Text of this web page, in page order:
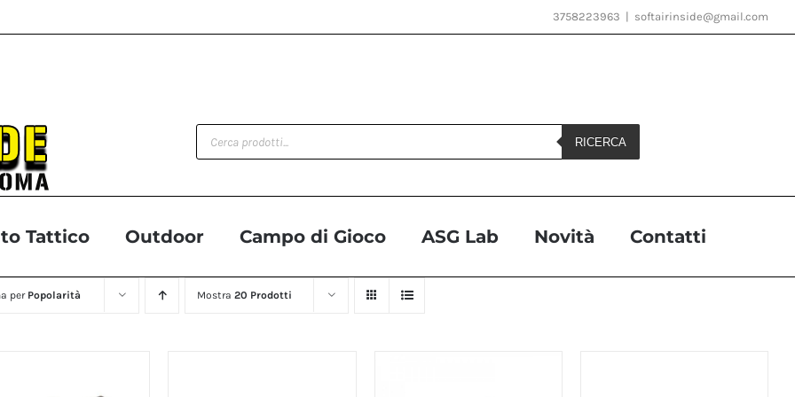
3758223963 softairinside@gmail.com
Products
search
RICERCA
Tattico Outdoor Campo di Gioco ASG Lab Novità Contatti
per Popolarità Mostra20 Prodotti